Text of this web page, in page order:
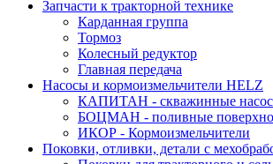
Запчасти к тракторной технике
Карданная группа
Тормоз
Колесный редуктор
Главная передача
Насосы и кормоизмельчители HELZ
КАПИТАН - скважинные
БОЦМАН - поливные
ИКОР - Кормоизмельчители
Поковки, отливки, детали с